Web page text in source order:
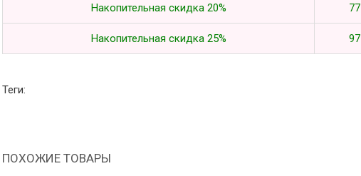
Накопительная скидка 20%
Накопительная скидка 25%
Теги:
ПОХОЖИЕ ТОВАРЫ